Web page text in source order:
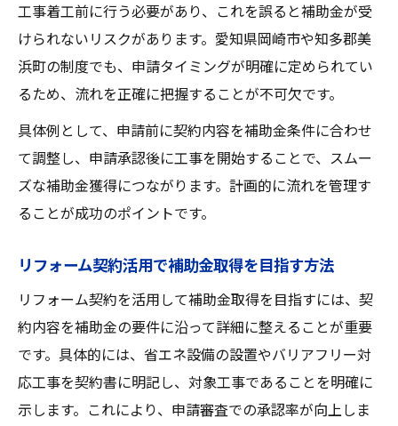
地元で話題のリフォーム契約による実例集
リフォームと補助金が活きる実践事例の特
徴
失敗しないためのリフォーム契約チェックポイ
ント
リフォーム契約内容で注意すべき落とし穴
契約前に必ず確認したいリフォームの要点
リフォーム契約トラブルを避ける重要ポイ
ント
意点
リフォーム契約内容で見落としがちな落と
し穴
リフォーム契約内容から始める快適住宅への第
工事着工前に行う必要があり、これを誤ると補助金が受
けられないリスクがあります。愛知県岡崎市や知多郡美
浜町の制度でも、申請タイミングが明確に定められてい
るため、流れを正確に把握することが不可欠です。
具体例として、申請前に契約内容を補助金条件に合わせ
て調整し、申請承認後に工事を開始することで、スムー
ズな補助金獲得につながります。計画的に流れを管理す
ることが成功のポイントです。
リフォーム契約活用で補助金取得を目指す方法
リフォーム契約を活用して補助金取得を目指すには、契
約内容を補助金の要件に沿って詳細に整えることが重要
です。具体的には、省エネ設備の設置やバリアフリー対
応工事を契約書に明記し、対象工事であることを明確に
示します。これにより、申請審査での承認率が向上しま